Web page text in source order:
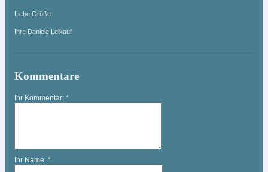
Liebe Grüße
Ihre Daniele Leikauf
Kommentare
Ihr Kommentar: *
Ihr Name: *